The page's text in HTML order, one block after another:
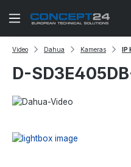
Zum Hauptinhalt springen
Video Dahua Kameras IP
D-